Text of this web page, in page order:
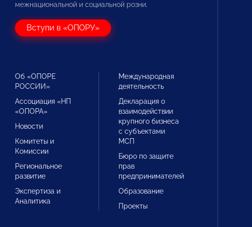
межнациональной и социальной розни.
Вступи в «ОПОРУ»
Об «ОПОРЕ
РОССИИ»
Ассоциация «НП
«ОПОРА»
Новости
Комитеты и
Комиссии
Региональное
развитие
Экспертиза и
Аналитика
Международная
деятельность
Декларация о
взаимодействии
крупного бизнеса
с субъектами
МСП
Бюро по защите
прав
предпринимателей
Образование
Проекты